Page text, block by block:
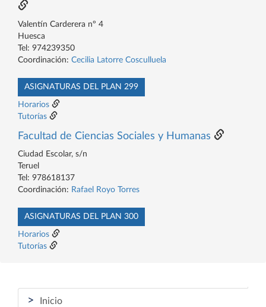
Valentín Carderera nº 4
Huesca
Tel: 974239350
Coordinación: Cecilia Latorre Cosculluela
ASIGNATURAS DEL PLAN 299
Horarios
Tutorías
Facultad de Ciencias Sociales y Humanas
Ciudad Escolar, s/n
Teruel
Tel: 978618137
Coordinación: Rafael Royo Torres
ASIGNATURAS DEL PLAN 300
Horarios
Tutorías
> Inicio